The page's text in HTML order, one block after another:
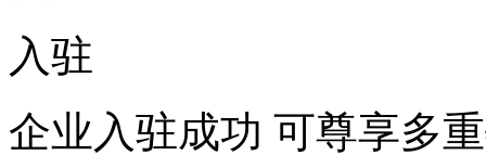
入驻
企业入驻成功 可尊享多